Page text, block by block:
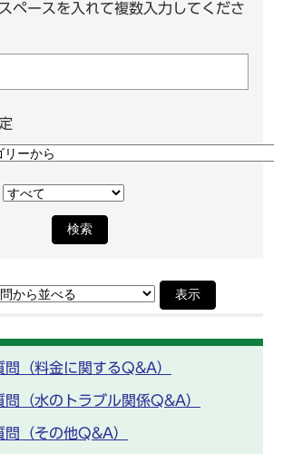
ペースを入れて複数入力してくださ
検索
表示
問（料金に関するQ&A）
問（水のトラブル関係Q&A）
問（その他Q&A）